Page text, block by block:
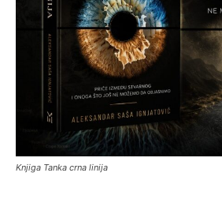
Knjiga Tanka crna linija